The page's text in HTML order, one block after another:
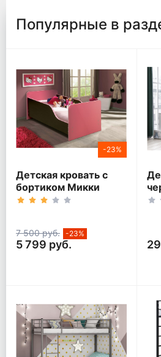
Популярные в
-23%
Детская кровать с
бортиком Микки
7 500 руб. -23%
5 799 руб.